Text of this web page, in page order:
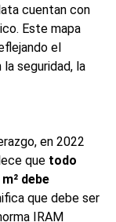
cuentan con
Este mapa
el
seguridad, la
en 2022
que todo
debe
que debe ser
IRAM